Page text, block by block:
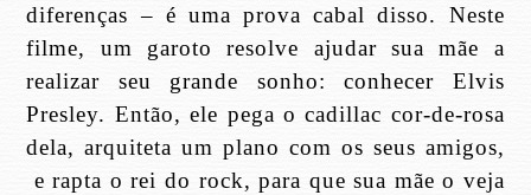
diferenças – é uma prova cabal disso. Neste
filme, um garoto resolve ajudar sua mãe a
realizar seu grande sonho: conhecer Elvis
Presley. Então, ele pega o cadillac cor-de-rosa
dela, arquiteta um plano com os seus amigos,
e rapta o rei do rock, para que sua mãe o veja